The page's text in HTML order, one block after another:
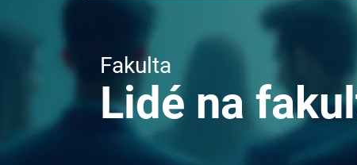
Fakulta
Lidé na